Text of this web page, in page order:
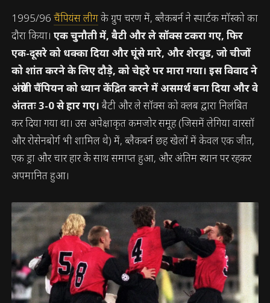
1995/96चैंपियंस लीगके ग्रुप चरण में, ब्लैकबर्न ने स्पार्टक मॉस्को का
दौरा किया। एक चुनौती में, बैटी और ले सॉक्स टकरा गए, फिर
एक-दूसरे को धक्का दिया और घूंसे मारे, और शेरवुड, जो चीजों
को शांत करने के लिए दौड़े, को चेहरे पर मारा गया। इस विवाद ने
अंग्रेजी चैंपियन को ध्यान केंद्रित करने में असमर्थ बना दिया और वे
अंततः 3-0 से हार गए।बैटी और ले सॉक्स को क्लब द्वारा निलंबित
कर दिया गया था। उस अपेक्षाकृत कमजोर समूह (जिसमें लेगिया वारसॉ
और रोसेनबोर्ग भी शामिल थे) में, ब्लैकबर्न छह खेलों में केवल एक जीत,
एक ड्रा और चार हार के साथ समाप्त हुआ, और अंतिम स्थान पर रहकर
अपमानित हुआ।